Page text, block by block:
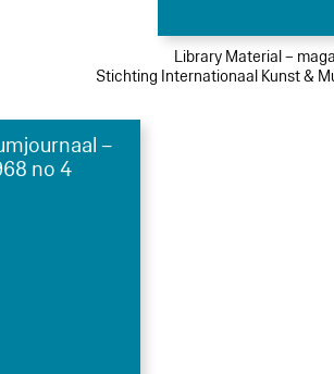
Library Material –
Stichting Internationaal Kunst &
–
no 4